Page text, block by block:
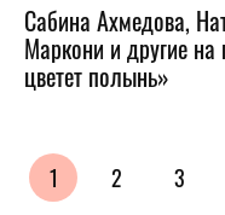
Сабина Ахмедова,
Маркони и другие на
цветет полынь»
1 2 3